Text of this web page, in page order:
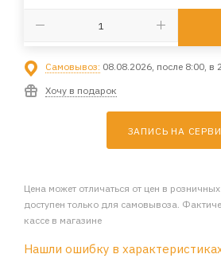
Самовывоз: 08.08.2026, после 8:00, в
Хочу в подарок
ЗАПИСЬ НА
Цена может отличаться от цен в
доступен только для самовывоза.
кассе в магазине
Нашли ошибку в